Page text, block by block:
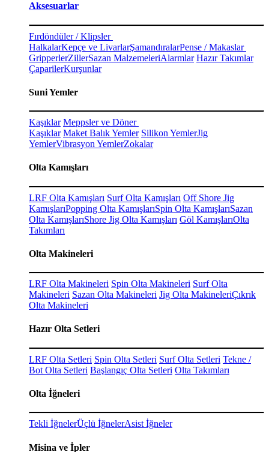
Aksesuarlar
Fırdöndüler / Klipsler
HalkalarKepçe ve LivarlarŞamandıralarPense / Makaslar
GripperlerZillerSazan MalzemeleriAlarmlar Hazır Takımlar
ÇaparilerKurşunlar
Suni Yemler
Kaşıklar Meppsler ve Döner
Kaşıklar Maket Balık Yemler Silikon YemlerJig
YemlerVibrasyon YemlerZokalar
Olta Kamışları
LRF Olta Kamışları Surf Olta Kamışları Off Shore Jig
KamışlarıPopping Olta KamışlarıSpin Olta KamışlarıSazan
Olta KamışlarıShore Jig Olta Kamışları Göl KamışlarıOlta
Takımları
Olta Makineleri
LRF Olta Makineleri Spin Olta Makineleri Surf Olta
Makineleri Sazan Olta Makineleri Jig Olta MakineleriÇıkrık
Olta Makineleri
Hazır Olta Setleri
LRF Olta Setleri Spin Olta Setleri Surf Olta Setleri Tekne /
Bot Olta Setleri Başlangıç Olta Setleri Olta Takımları
Olta İğneleri
Tekli İğnelerÜçlü İğnelerAsist İğneler
Misina ve İpler